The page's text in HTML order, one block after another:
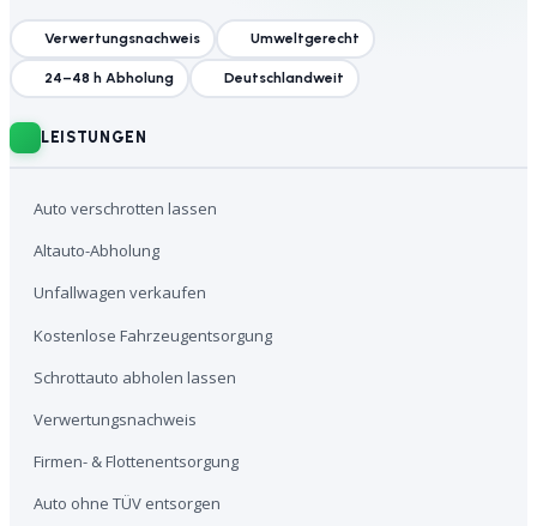
Verwertungsnachweis Umweltgerecht
24–48 h Abholung Deutschlandweit
LEISTUNGEN
Auto verschrotten lassen
Altauto-Abholung
Unfallwagen verkaufen
Kostenlose Fahrzeugentsorgung
Schrottauto abholen lassen
Verwertungsnachweis
Firmen- & Flottenentsorgung
Auto ohne TÜV entsorgen